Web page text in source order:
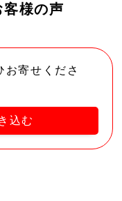
客様の声
お寄せくださ
込む